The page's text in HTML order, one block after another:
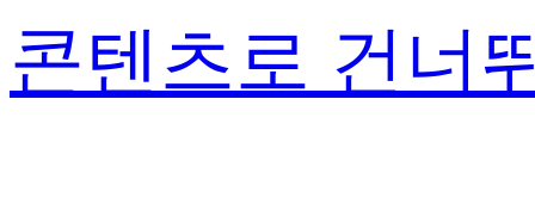
콘텐츠로 건너